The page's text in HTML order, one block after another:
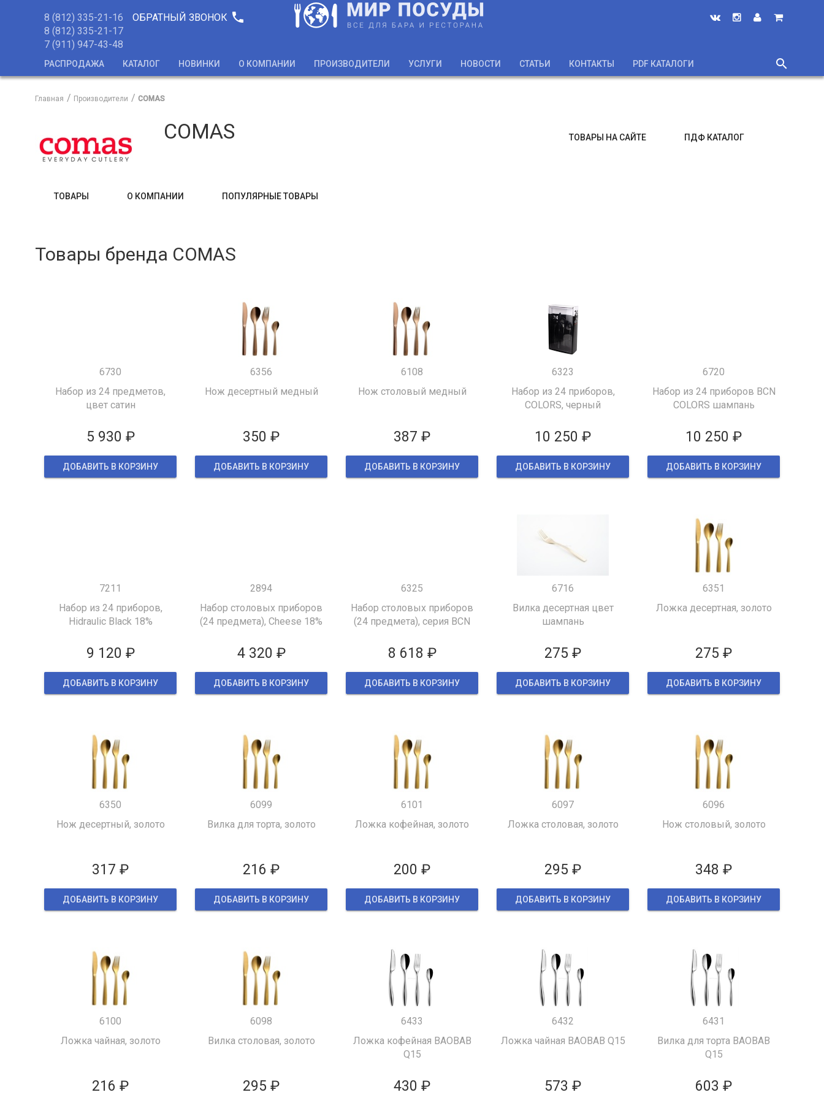
8 (812) 335-21-16
8 (812) 335-21-17
7 (911) 947-43-48
ОБРАТНЫЙ ЗВОНОК phone
РАСПРОДАЖА КАТАЛОГ НОВИНКИ О КОМПАНИИ ПРОИЗВОДИТЕЛИ УСЛУГИ НОВОСТИ СТАТЬИ КОНТАКТЫ PDF КАТАЛОГИ
search
close
Главная Производители COMAS
COMAS ТОВАРЫ НА САЙТЕ ПДФ КАТАЛОГ
ТОВАРЫ О КОМПАНИИ ПОПУЛЯРНЫЕ ТОВАРЫ
Товары бренда COMAS
6730
Набор из 24 предметов,
цвет сатин
5 930 ₽
ДОБАВИТЬ В КОРЗИНУ
6356
Нож десертный медный
350 ₽
ДОБАВИТЬ В КОРЗИНУ
6108
Нож столовый медный
387 ₽
ДОБАВИТЬ В КОРЗИНУ
6323
Набор из 24 приборов,
COLORS, черный
10 250 ₽
ДОБАВИТЬ В КОРЗИНУ
6720
Набор из 24 приборов ВCN
COLORS шампань
10 250 ₽
ДОБАВИТЬ В КОРЗИНУ
7211
Набор из 24 приборов,
Hidraulic Black 18%
9 120 ₽
ДОБАВИТЬ В КОРЗИНУ
2894
Набор столовых приборов
(24 предмета), Cheese 18%
4 320 ₽
ДОБАВИТЬ В КОРЗИНУ
6325
Набор столовых приборов
(24 предмета), серия BCN
8 618 ₽
ДОБАВИТЬ В КОРЗИНУ
6716
Вилка десертная цвет
шампань
275 ₽
ДОБАВИТЬ В КОРЗИНУ
6351
Ложка десертная, золото
275 ₽
ДОБАВИТЬ В КОРЗИНУ
6350
Нож десертный, золото
317 ₽
ДОБАВИТЬ В КОРЗИНУ
6099
Вилка для торта, золото
216 ₽
ДОБАВИТЬ В КОРЗИНУ
6101
Ложка кофейная, золото
200 ₽
ДОБАВИТЬ В КОРЗИНУ
6097
Ложка столовая, золото
295 ₽
ДОБАВИТЬ В КОРЗИНУ
6096
Нож столовый, золото
348 ₽
ДОБАВИТЬ В КОРЗИНУ
6100
Ложка чайная, золото
216 ₽
6098
Вилка столовая, золото
295 ₽
6433
Ложка кофейная BAOBAB
Q15
430 ₽
6432
Ложка чайная BAOBAB Q15
573 ₽
6431
Вилка для торта BAOBAB
Q15
603 ₽